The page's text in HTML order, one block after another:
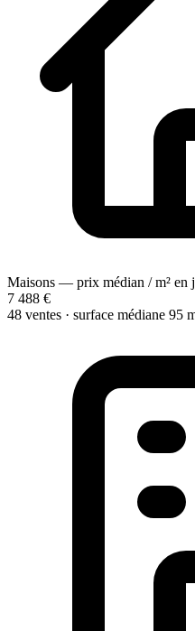
Maisons — prix médian / m²
7 488 €
48 ventes · surface médiane 95